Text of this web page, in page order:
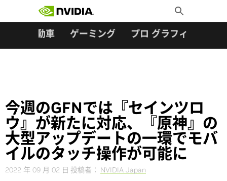
Toggle
Search
自動車 ゲーミング プロ グラフィックス
今週のGFNでは『セインツロ
ウ』が新たに対応、『原神』の
大型アップデートの一環でモバ
イルのタッチ操作が可能に
2022 年 09 月 02 日 投稿者： NVIDIA Japan